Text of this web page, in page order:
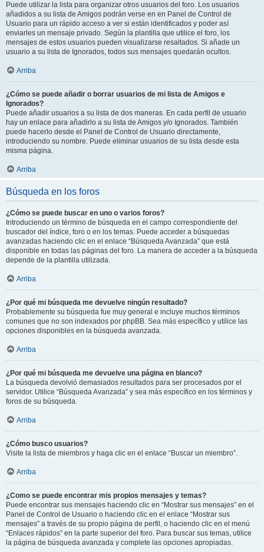
Puede utilizar la lista para organizar otros usuarios del foro. Los usuarios
añadidos a su lista de Amigos podrán verse en en Panel de Control de
Usuario para un rápido acceso a ver si están identificados y poder así
enviarles un mensaje privado. Según la plantilla que utilice el foro, los
mensajes de estos usuarios pueden visualizarse resaltados. Si añade un
usuario a su lista de Ignorados, todos sus mensajes quedarán ocultos.
Arriba
¿Cómo se puede añadir o borrar usuarios de mi lista de Amigos e
Ignorados?
Puede añadir usuarios a su lista de dos maneras. En cada perfil de usuario
hay un enlace para añadirlo a su lista de Amigos y/o Ignorados. También
puede hacerlo desde el Panel de Control de Usuario directamente,
introduciendo su nombre. Puede eliminar usuarios de su lista desde esta
misma página.
Arriba
Búsqueda en los foros
¿Cómo se puede buscar en uno o varios foros?
Introduciendo un término de búsqueda en el campo correspondiente del
buscador del índice, foro o en los temas. Puede acceder a búsquedas
avanzadas haciendo clic en el enlace “Búsqueda Avanzada” que está
disponible en todas las páginas del foro. La manera de acceder a la búsqueda
depende de la plantilla utilizada.
Arriba
¿Por qué mi búsqueda me devuelve ningún resultado?
Probablemente su búsqueda fue muy general e incluye muchos términos
comunes que no son indexados por phpBB. Sea más específico y utilice las
opciones disponibles en la búsqueda avanzada.
Arriba
¿Por qué mi búsqueda me devuelve una página en blanco?
La búsqueda devolvió demasiados resultados para ser procesados por el
servidor. Utilice “Búsqueda Avanzada” y sea más específico en los términos y
foros de su búsqueda.
Arriba
¿Cómo busco usuarios?
Visite la lista de miembros y haga clic en el enlace “Buscar un miembro”.
Arriba
¿Como se puede encontrar mis propios mensajes y temas?
Puede encontrar sus mensajes haciendo clic en “Mostrar sus mensajes” en el
Panel de Control de Usuario o haciendo clic en el enlace “Mostrar sus
mensajes” a través de su propio página de perfil, o haciendo clic en el menú
“Enlaces rápidos” en la parte superior del foro. Para buscar sus temas, utilice
la página de búsqueda avanzada y complete las opciones apropiadas.